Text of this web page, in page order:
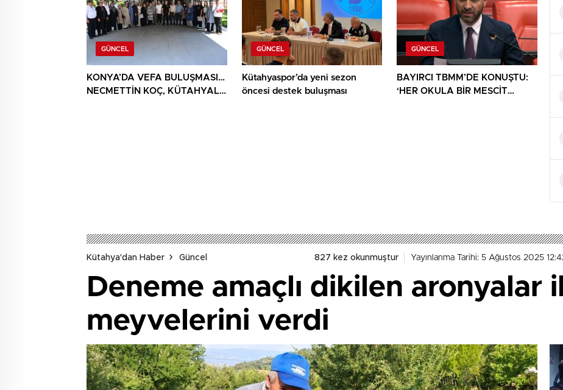
GÜNCEL
KONYA’DA VEFA BULUŞMASI…
NECMETTİN KOÇ, KÜTAHYALI
GÜNCEL
Kütahyaspor’da yeni sezon
öncesi destek buluşması
GÜNCEL
BAYIRCI TBMM’DE KONUŞTU:
‘HER OKULA BİR MESCİT
Kütahya'dan Haber Güncel 827 kez okunmuştur Yayınlanma Tarihi: 5 Ağustos 2025
Deneme amaçlı dikilen aronyalar
meyvelerini verdi